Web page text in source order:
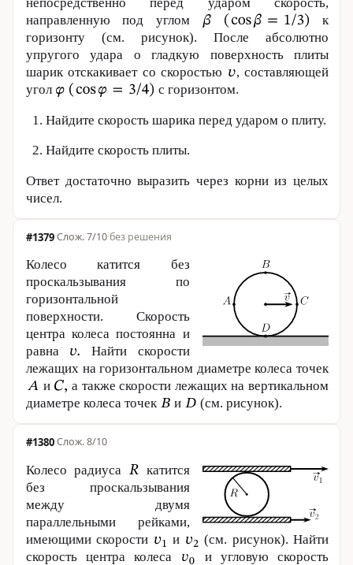
направленную под углом
к
горизонту (см. рисунок). После абсолютно
упругого удара о гладкую поверхность плиты
шарик отскакивает со скоростью
, составляющей
угол
с горизонтом.
Найдите скорость шарика перед ударом о плиту.
Найдите скорость плиты.
Ответ достаточно выразить через корни из целых
чисел.
#1379· 7/10·без решения
Колесо катится без
проскальзывания по
горизонтальной
поверхности. Скорость
центра колеса постоянна и
равна
Найти скорости
лежащих на горизонтальном диаметре колеса точек
и
а также скорости лежащих на вертикальном
диаметре колеса точек
и (см. рисунок).
#1380· 8/10
Колесо радиуса
катится
без проскальзывания
между двумя
параллельными рейками,
имеющими скорости
и
(см. рисунок). Найти
скорость центра колеса
и угловую скорость